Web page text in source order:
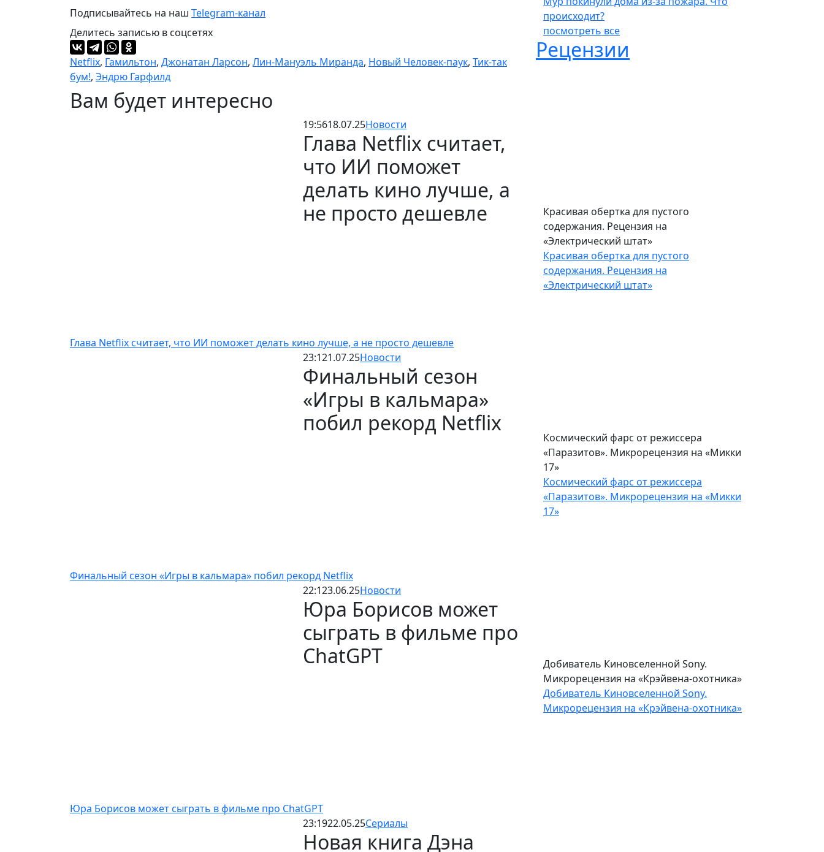
Подписывайтесь на наш Telegram-канал
Делитесь записью в соцсетях
Netflix, Гамильтон, Джонатан Ларсон, Лин-Мануэль Миранда, Новый Человек-паук, Тик-так
бум!, Эндрю Гарфилд
Вам будет интересно
19:5618.07.25Новости
Глава Netflix считает,
что ИИ поможет
делать кино лучше, а
не просто дешевле
Глава Netflix считает, что ИИ поможет делать кино лучше, а не просто дешевле
23:121.07.25Новости
Финальный сезон
«Игры в кальмара»
побил рекорд Netflix
Финальный сезон «Игры в кальмара» побил рекорд Netflix
22:123.06.25Новости
Юра Борисов может
сыграть в фильме про
ChatGPT
Юра Борисов может сыграть в фильме про ChatGPT
23:1922.05.25Сериалы
Новая книга Дэна
Марк Хэмилл, Джейми Ли Кертис, Мэнди
Мур покинули дома из-за пожара. Что
происходит?
Марк Хэмилл, Джейми Ли Кертис, Мэнди